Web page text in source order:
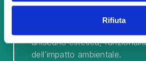
Rifiuta
Oggi il tema della
anche nel settore del
uniscano estetica,
dell’impatto ambientale.